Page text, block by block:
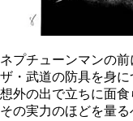
ネプチューンマンの
ザ・武道の防具を身
想外の出で立ちに面
その実力のほどを量